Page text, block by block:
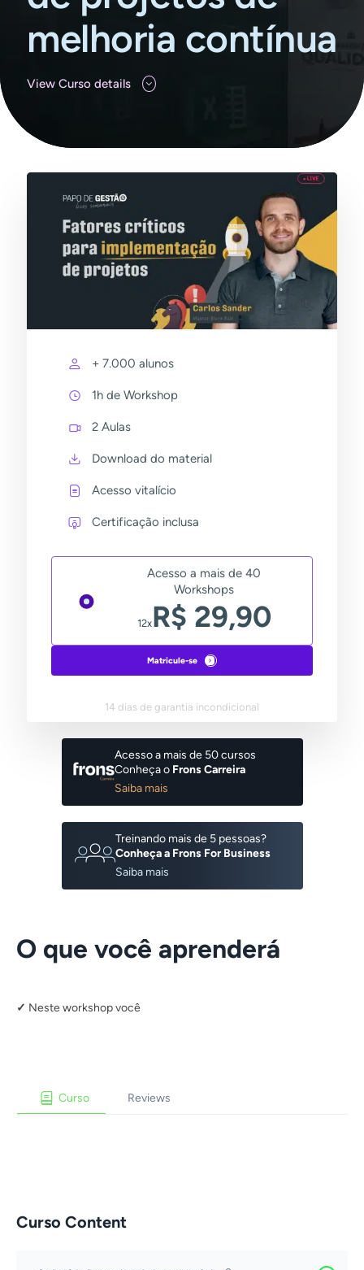
melhoria contínua
View Curso details
O que você aprenderá
Neste workshop você
Curso Reviews
Curso Content
+ 7.000 alunos
1h de Workshop
2 Aulas
Download do material
Acesso vitalício
Certificação inclusa
Acesso a mais de 40
Workshops
12xR$ 29,90
Matricule-se
14 dias de garantia incondicional
Acesso a mais de 50 cursos
Conheça o Frons Carreira
Saiba mais
Treinando mais de 5 pessoas?
Conheça a Frons For Business
Saiba mais